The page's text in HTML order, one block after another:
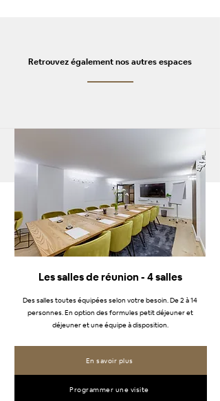
Retrouvez également nos autres espaces
Les salles de réunion - 4 salles
Des salles toutes équipées selon votre besoin. De 2 à 14
personnes. En option des formules petit déjeuner et
déjeuner et une équipe à disposition.
En savoir plus
Programmer une visite